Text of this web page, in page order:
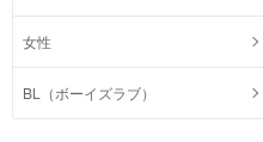
女性
BL（ボーイズラブ）